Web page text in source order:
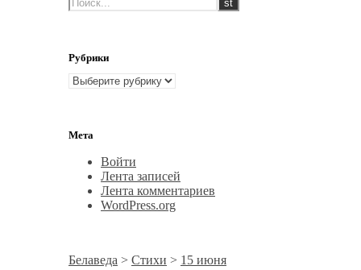
Рубрики
Рубрики
Мета
Войти
Лента записей
Лента комментариев
WordPress.org
Белаведа > Стихи > 15 июня